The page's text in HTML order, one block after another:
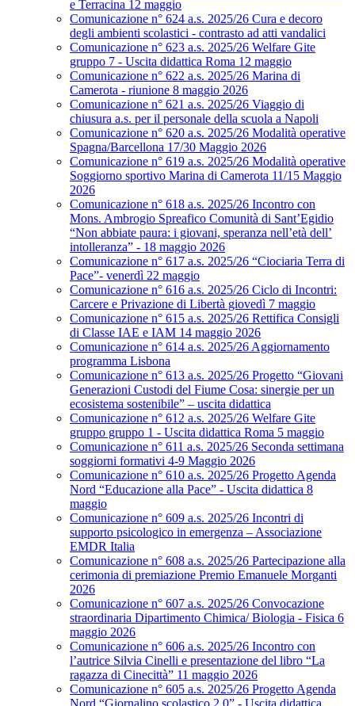
e Terracina 12 maggio
Comunicazione n° 624 a.s. 2025/26 Cura e decoro
degli ambienti scolastici - contrasto ad atti vandalici
Comunicazione n° 623 a.s. 2025/26 Welfare Gite
gruppo 7 - Uscita didattica Roma 12 maggio
Comunicazione n° 622 a.s. 2025/26 Marina di
Camerota - riunione 8 maggio 2026
Comunicazione n° 621 a.s. 2025/26 Viaggio di
chiusura a.s. per il personale della scuola a Napoli
Comunicazione n° 620 a.s. 2025/26 Modalità operative
Spagna/Barcellona 17/30 Maggio 2026
Comunicazione n° 619 a.s. 2025/26 Modalità operative
Soggiorno sportivo Marina di Camerota 11/15 Maggio
2026
Comunicazione n° 618 a.s. 2025/26 Incontro con
Mons. Ambrogio Spreafico Comunità di Sant’Egidio
“Non abbiate paura: i giovani, speranza nell’età dell’
intolleranza” - 18 maggio 2026
Comunicazione n° 617 a.s. 2025/26 “Ciociaria Terra di
Pace”- venerdì 22 maggio
Comunicazione n° 616 a.s. 2025/26 Ciclo di Incontri:
Carcere e Privazione di Libertà giovedì 7 maggio
Comunicazione n° 615 a.s. 2025/26 Rettifica Consigli
di Classe IAE e IAM 14 maggio 2026
Comunicazione n° 614 a.s. 2025/26 Aggiornamento
programma Lisbona
Comunicazione n° 613 a.s. 2025/26 Progetto “Giovani
Generazioni Custodi del Fiume Cosa: sinergie per un
ecosistema sostenibile” – uscita didattica
Comunicazione n° 612 a.s. 2025/26 Welfare Gite
gruppo gruppo 1 - Uscita didattica Roma 5 maggio
Comunicazione n° 611 a.s. 2025/26 Seconda settimana
soggiorni formativi 4-9 Maggio 2026
Comunicazione n° 610 a.s. 2025/26 Progetto Agenda
Nord “Educazione alla Pace” - Uscita didattica 8
maggio
Comunicazione n° 609 a.s. 2025/26 Incontri di
supporto psicologico in emergenza – Associazione
EMDR Italia
Comunicazione n° 608 a.s. 2025/26 Partecipazione alla
cerimonia di premiazione Premio Emanuele Morganti
2026
Comunicazione n° 607 a.s. 2025/26 Convocazione
straordinaria Dipartimento Chimica/ Biologia - Fisica 6
maggio 2026
Comunicazione n° 606 a.s. 2025/26 Incontro con
l’autrice Silvia Cinelli e presentazione del libro “La
ragazza di Cinecittà” 11 maggio 2026
Comunicazione n° 605 a.s. 2025/26 Progetto Agenda